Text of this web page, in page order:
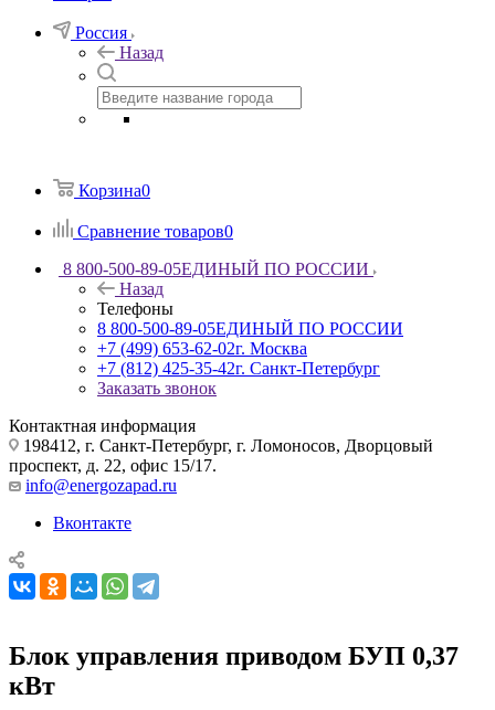
Россия
Назад
Корзина0
Сравнение товаров0
8 800-500-89-05ЕДИНЫЙ ПО РОССИИ
Назад
Телефоны
8 800-500-89-05ЕДИНЫЙ ПО РОССИИ
+7 (499) 653-62-02г. Москва
+7 (812) 425-35-42г. Санкт-Петербург
Заказать звонок
Контактная информация
198412, г. Санкт-Петербург, г. Ломоносов, Дворцовый
проспект, д. 22, офис 15/17.
info@energozapad.ru
Вконтакте
Блок управления приводом БУП 0,37
кВт